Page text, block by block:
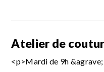
Atelier de
<p>Mardi de 9h